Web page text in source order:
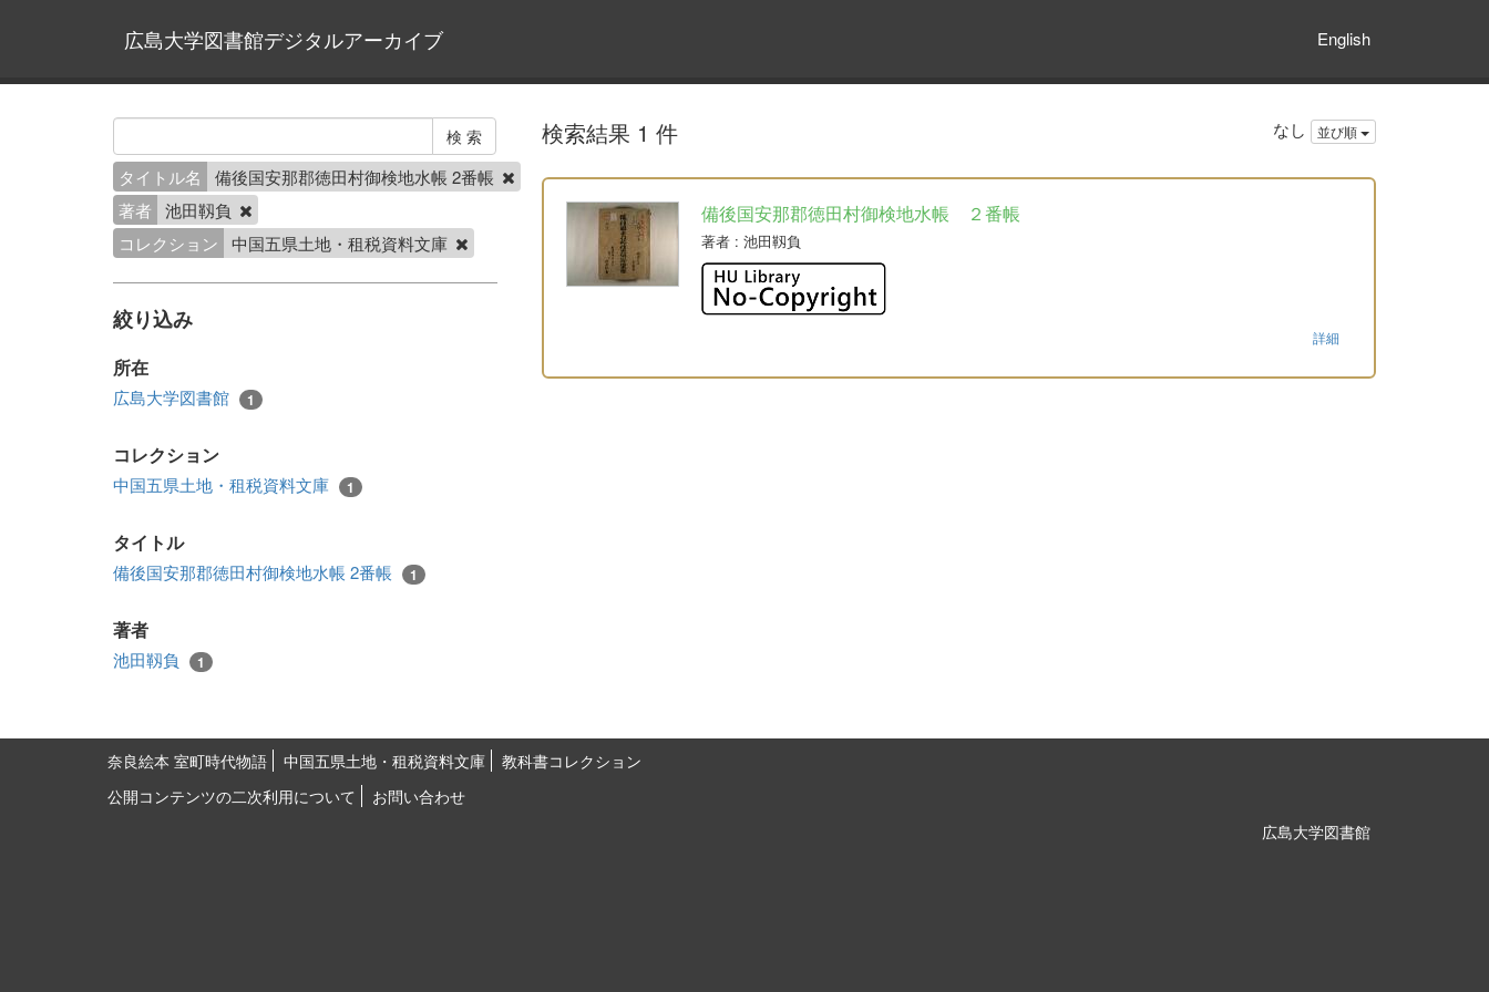
広島大学図書館デジタルアーカイブ English
タイトル名
備後国安那郡徳田村御検地水帳 2番帳
著者
池田靱負
コレクション
中国五県土地・租税資料文庫
絞り込み
所在
広島大学図書館 1
コレクション
中国五県土地・租税資料文庫 1
タイトル
備後国安那郡徳田村御検地水帳 2番帳 1
著者
池田靱負 1
検索結果 1 件 なし 並び順
備後国安那郡徳田村御検地水帳 ２番帳
著者: 池田靱負
詳細
奈良絵本 室町時代物語 中国五県土地・租税資料文庫
教科書コレクション
公開コンテンツの二次利用について
お問い合わせ
広島大学図書館